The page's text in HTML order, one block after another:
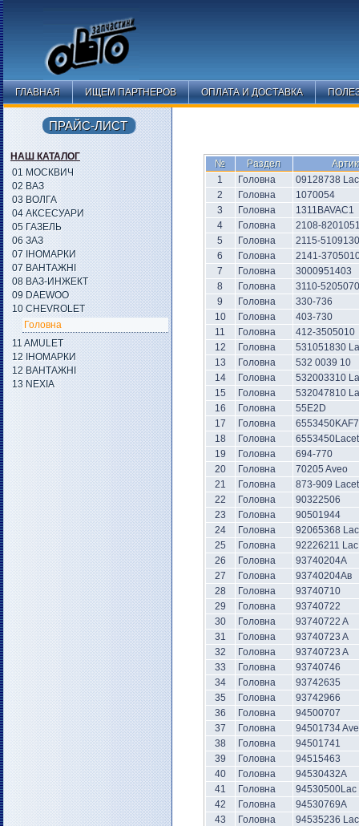
ГЛАВНАЯ ИЩЕМ ПАРТНЕРОВ ОПЛАТА И ДОСТАВКА
№ Раздел
1
Головна
09128738 Lac
2
Головна
1070054
3
Головна
1311BAVAC1
4
Головна
2108-
5
Головна
2115-5109130
6
Головна
2141-
7
Головна
3000951403
8
Головна
3110-5205070
9
Головна
330-736
10
Головна
403-730
11
Головна
412-3505010
12
Головна
531051830
13
Головна
532 0039 10
14
Головна
532003310
15
Головна
532047810
16
Головна
55E2D
17
Головна
18
Головна
19
Головна
694-770
20
Головна
70205 Aveo
21
Головна
873-909
22
Головна
90322506
23
Головна
90501944
24
Головна
92065368 Lac
25
Головна
92226211 Lac
26
Головна
93740204А
27
Головна
93740204Ав
28
Головна
93740710
29
Головна
93740722
30
Головна
93740722 A
31
Головна
93740723 A
32
Головна
93740723 A
33
Головна
93740746
34
Головна
93742635
35
Головна
93742966
36
Головна
94500707
37
Головна
94501734
38
Головна
94501741
39
Головна
94515463
40
Головна
94530432А
41
Головна
94530500Lac
42
Головна
94530769А
43
Головна
94535236 Lac
ПРАЙС-ЛИСТ
НАШ КАТАЛОГ
01 МОСКВИЧ
02 ВАЗ
03 ВОЛГА
04 АКСЕСУАРИ
05 ГАЗЕЛЬ
06 ЗАЗ
07 ІНОМАРКИ
07 ВАНТАЖНІ
08 ВАЗ-ИНЖЕКТ
09 DAEWOO
10 CHEVROLET
Головна
11 AMULET
12 ІНОМАРКИ
12 ВАНТАЖНІ
13 NEXIA